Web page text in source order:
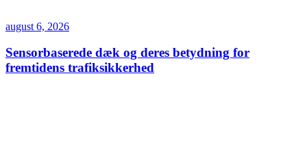
august 6, 2026
Sensorbaserede dæk og deres betydning for
fremtidens trafiksikkerhed